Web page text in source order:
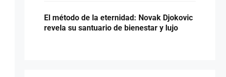
El método de la eternidad: Novak Djokovic
revela su santuario de bienestar y lujo